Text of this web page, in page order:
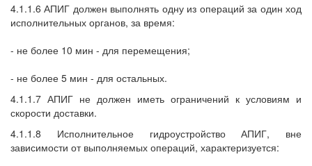
4.1.1.6 АПИГ должен выполнять одну из операций за один ход
исполнительных органов, за время:
- не более 10 мин - для перемещения;
- не более 5 мин - для остальных.
4.1.1.7 АПИГ не должен иметь ограничений к условиям и
скорости доставки.
4.1.1.8 Исполнительное гидроустройство АПИГ, вне
зависимости от выполняемых операций, характеризуется: